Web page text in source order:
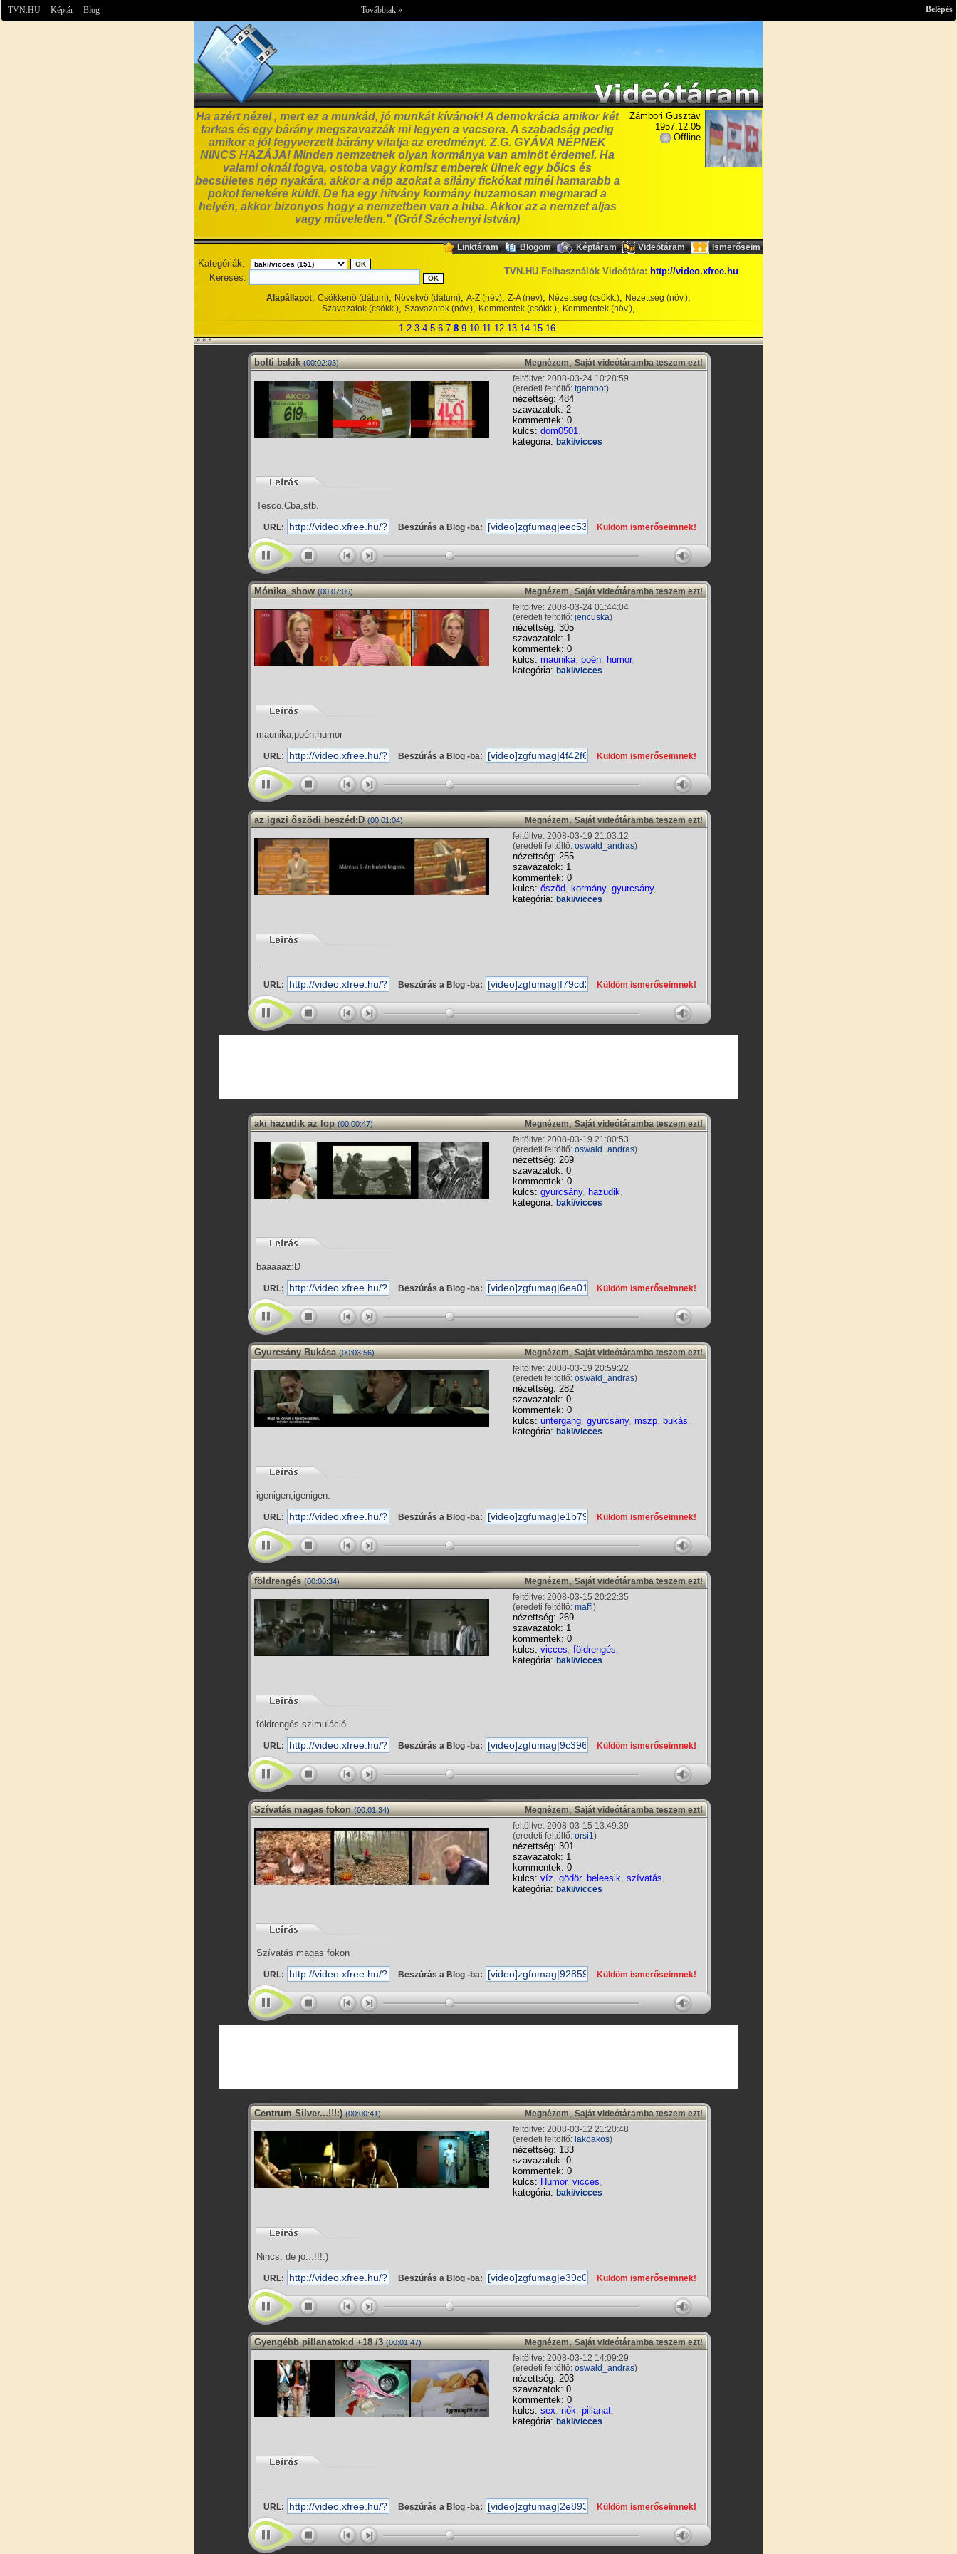
TVN.HU Képtár Blog Továbbiak » Belépés
Ha azért nézel , mert ez a munkád, jó munkát kívánok! A demokrácia amikor két
farkas és egy bárány megszavazzák mi legyen a vacsora. A szabadság pedig
amikor a jól fegyverzett bárány vitatja az eredményt. Z.G. GYÁVA NÉPNEK
NINCS HAZÁJA! Minden nemzetnek olyan kormánya van aminöt érdemel. Ha
valami oknál fogva, ostoba vagy komisz emberek ülnek egy bőlcs és
becsületes nép nyakára, akkor a nép azokat a silány fickókat minél hamarabb a
pokol fenekére küldi. De ha egy hitvány kormány huzamosan megmarad a
helyén, akkor bizonyos hogy a nemzetben van a hiba. Akkor az a nemzet aljas
vagy műveletlen." (Gróf Széchenyi István)
Zámbori Gusztáv
1957.12.05
Offline
Linktáram, Blogom, Képtáram, Videótáram, Ismerőseim
Kategóriák:
Keresés:
TVN.HU Felhasználók Videótára: http://video.xfree.hu
Alapállapot, Csökkenő (dátum), Növekvő (dátum), A-Z (név), Z-A (név), Nézettség (csökk.), Nézettség (növ.),
Szavazatok (csökk.), Szavazatok (növ.), Kommentek (csökk.), Kommentek (növ.),
1 2 3 4 5 6 7 8 9 10 11 12 13 14 15 16
bolti bakik (00:02:03) Megnézem,Saját videótáramba teszem ezt!
feltöltve: 2008-03-24 10:28:59
(eredeti feltöltő: tgambot)
nézettség: 484
szavazatok: 2
kommentek: 0
kulcs: dom0501,
kategória: baki/vicces
Tesco,Cba,stb.
URL: Beszúrás a Blog -ba: Küldöm ismerőseimnek!
Mónika_show (00:07:06) Megnézem,Saját videótáramba teszem ezt!
feltöltve: 2008-03-24 01:44:04
(eredeti feltöltő: jencuska)
nézettség: 305
szavazatok: 1
kommentek: 0
kulcs: maunika, poén, humor,
kategória: baki/vicces
maunika,poén,humor
URL: Beszúrás a Blog -ba: Küldöm ismerőseimnek!
az igazi őszödi beszéd:D (00:01:04) Megnézem,Saját videótáramba teszem ezt!
feltöltve: 2008-03-19 21:03:12
(eredeti feltöltő: oswald_andras)
nézettség: 255
szavazatok: 1
kommentek: 0
kulcs: őszöd, kormány, gyurcsány,
kategória: baki/vicces
...
URL: Beszúrás a Blog -ba: Küldöm ismerőseimnek!
aki hazudik az lop (00:00:47) Megnézem,Saját videótáramba teszem ezt!
feltöltve: 2008-03-19 21:00:53
(eredeti feltöltő: oswald_andras)
nézettség: 269
szavazatok: 0
kommentek: 0
kulcs: gyurcsány, hazudik,
kategória: baki/vicces
baaaaaz:D
URL: Beszúrás a Blog -ba: Küldöm ismerőseimnek!
Gyurcsány Bukása (00:03:56) Megnézem,Saját videótáramba teszem ezt!
feltöltve: 2008-03-19 20:59:22
(eredeti feltöltő: oswald_andras)
nézettség: 282
szavazatok: 0
kommentek: 0
kulcs: untergang, gyurcsány, mszp, bukás,
kategória: baki/vicces
igenigen,igenigen.
URL: Beszúrás a Blog -ba: Küldöm ismerőseimnek!
földrengés (00:00:34) Megnézem,Saját videótáramba teszem ezt!
feltöltve: 2008-03-15 20:22:35
(eredeti feltöltő: maffi)
nézettség: 269
szavazatok: 1
kommentek: 0
kulcs: vicces, földrengés,
kategória: baki/vicces
földrengés szimuláció
URL: Beszúrás a Blog -ba: Küldöm ismerőseimnek!
Szívatás magas fokon (00:01:34) Megnézem,Saját videótáramba teszem ezt!
feltöltve: 2008-03-15 13:49:39
(eredeti feltöltő: orsi1)
nézettség: 301
szavazatok: 1
kommentek: 0
kulcs: víz, gödör, beleesik, szívatás,
kategória: baki/vicces
Szívatás magas fokon
URL: Beszúrás a Blog -ba: Küldöm ismerőseimnek!
Centrum Silver...!!!:) (00:00:41) Megnézem,Saját videótáramba teszem ezt!
feltöltve: 2008-03-12 21:20:48
(eredeti feltöltő: lakoakos)
nézettség: 133
szavazatok: 0
kommentek: 0
kulcs: Humor, vicces,
kategória: baki/vicces
Nincs, de jó...!!!:)
URL: Beszúrás a Blog -ba: Küldöm ismerőseimnek!
Gyengébb pillanatok:d +18 /3 (00:01:47) Megnézem,Saját videótáramba teszem ezt!
feltöltve: 2008-03-12 14:09:29
(eredeti feltöltő: oswald_andras)
nézettség: 203
szavazatok: 0
kommentek: 0
kulcs: sex, nők, pillanat,
kategória: baki/vicces
.
URL: Beszúrás a Blog -ba: Küldöm ismerőseimnek!